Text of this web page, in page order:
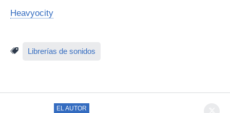
Heavyocity
Librerías de sonidos
EL AUTOR